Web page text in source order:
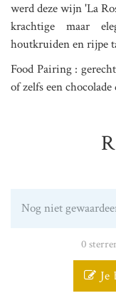
werd deze wijn 'La
krachtige maar
houtkruiden en rijpe
Food Pairing :
of zelfs een chocolade
Nog niet
0
Je